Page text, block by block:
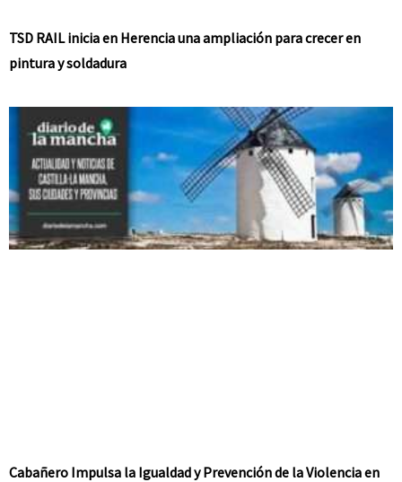
TSD RAIL inicia en Herencia una ampliación para crecer en
pintura y soldadura
Cabañero Impulsa la Igualdad y Prevención de la Violencia en